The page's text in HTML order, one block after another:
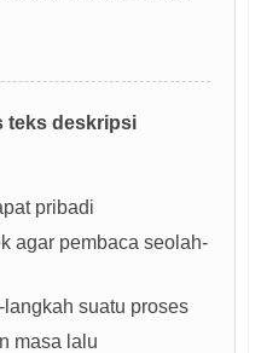
teks deskripsi
pribadi
agar pembaca seolah-
suatu proses
masa lalu